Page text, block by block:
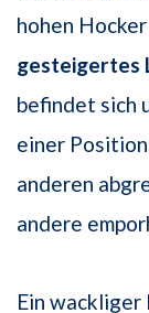
hohen
gesteigertes
befindet sich
einer
anderen
andere
Ein wackliger